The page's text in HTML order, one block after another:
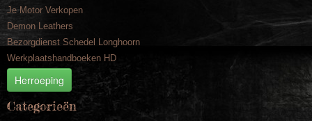
Je Motor Verkopen
Demon Leathers
Bezorgdienst Schedel Longhoorn
Werkplaatshandboeken HD
Herroeping
Categorieën